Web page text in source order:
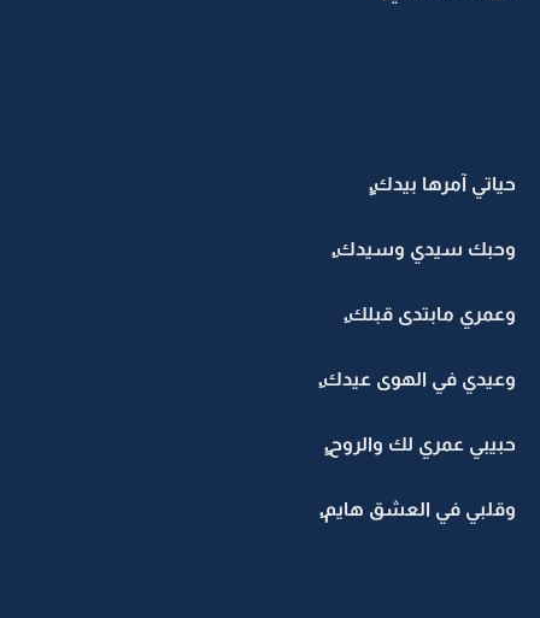
حياتي آمرها بيدك.ِِ
وحبك سيدي وسيدك.ِ
وعمري مابتدى قبلك.ِ
وعيدي في الهوى عيدك.ِ
حبيبي عمري لك والروح.ِِ
وقلبي في العشق هايم.ِ